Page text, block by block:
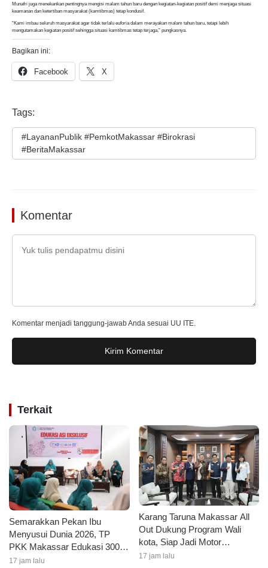
Munafri juga menekankan pentingnya mengisi malam tahun baru dengan kegiatan-kegiatan positif demi menjaga situasi
keamanan dan ketertiban masyarakat (kamtibmas) tetap kondusif.
“Kami imbau seluruh masyarakat agar tidak terlalu euforia dalam merayakan malam tahun baru, tetapi lebih
mengutamakan kegiatan positif sehingga situasi kamtibmas tetap terjaga,” pungkasnya.
Bagikan ini:
Facebook X
Tags:
#LayananPublik #PemkotMakassar #Birokrasi
#BeritaMakassar
Komentar
Komentar menjadi tanggung-jawab Anda sesuai UU ITE.
Kirim Komentar
Terkait
Semarakkan Pekan Ibu
Menyusui Dunia 2026, TP
PKK Makassar Edukasi 300
Ibu Hamil dan Kader PKK
17 jam lalu
Karang Taruna Makassar All
Out Dukung Program Wali
kota, Siap Jadi Motor
Penggerak Pilah Sampah
17 jam lalu